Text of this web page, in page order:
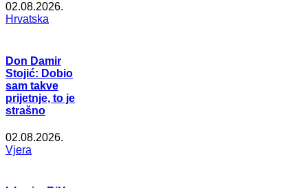
02.08.2026.
Hrvatska
Don Damir
Stojić: Dobio
sam takve
prijetnje, to je
strašno
02.08.2026.
Vjera